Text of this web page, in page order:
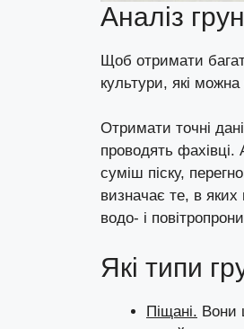
Аналіз
Щоб отримати
культури, які
Отримати точні
проводять
суміш піску,
визначає те, в
водо- і
Які типи
Піщані. Вони